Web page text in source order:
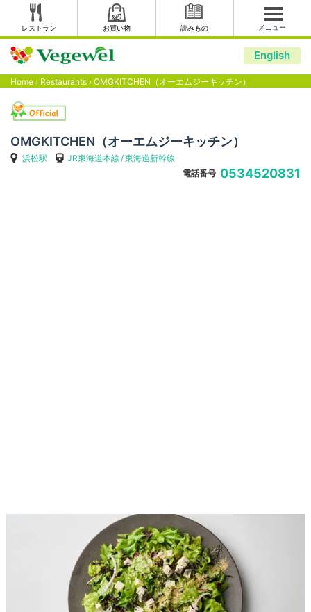
レストラン お買い物 読みもの メニュー
English
Home › Restaurants › OMGKITCHEN（オーエムジーキッチン）
OMGKITCHEN（オーエムジーキッチン）
浜松駅 JR東海道本線
東海道新幹線
電話番号 0534520831